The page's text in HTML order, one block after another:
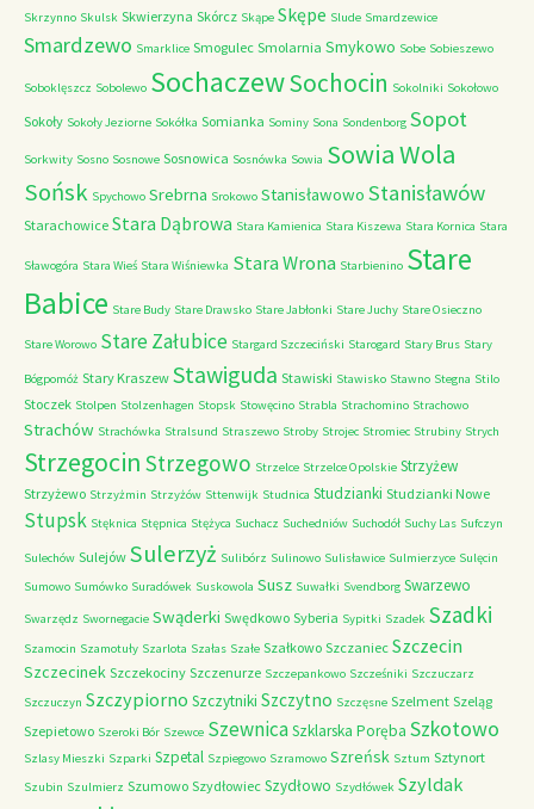
Skrzynno Skulsk Skwierzyna Skórcz Skąpe Skępe Slude Smardzewice
Smardzewo Smarklice Smogulec Smolarnia Smykowo Sobe Sobieszewo
Soboklęszcz Sobolewo SochaczewSochocin Sokolniki Sokołowo
Sokoły Sokoły Jeziorne Sokółka Somianka Sominy Sona Sondenborg Sopot
Sorkwity Sosno Sosnowe Sosnowica Sosnówka Sowia Sowia Wola
Sońsk Spychowo Srebrna Srokowo Stanisławowo Stanisławów
Starachowice Stara Dąbrowa Stara Kamienica Stara Kiszewa Stara Kornica Stara
Sławogóra Stara Wieś Stara Wiśniewka Stara Wrona Starbienino Stare
Babice Stare Budy Stare Drawsko Stare Jabłonki Stare Juchy Stare Osieczno
Stare Worowo Stare Załubice Stargard Szczeciński Starogard Stary Brus Stary
Bógpomóż Stary Kraszew Stawiguda Stawiski Stawisko Stawno Stegna Stilo
Stoczek Stolpen Stolzenhagen Stopsk Stowęcino Strabla Strachomino Strachowo
Strachów Strachówka Stralsund Straszewo Stroby Strojec Stromiec Strubiny Strych
Strzegocin Strzegowo Strzelce Strzelce Opolskie Strzyżew
Strzyżewo Strzyżmin Strzyżów Sttenwijk Studnica Studzianki Studzianki Nowe
Stupsk Stęknica Stępnica Stężyca Suchacz Suchedniów Suchodół Suchy Las Sufczyn
Sulechów Sulejów Sulerzyż Sulibórz Sulinowo Sulisławice Sulmierzyce Sulęcin
Sumowo Sumówko Suradówek Suskowola Susz Suwałki Svendborg Swarzewo
Swarzędz Swornegacie Swąderki Swędkowo Syberia Sypitki Szadek Szadki
Szamocin Szamotuły Szarlota Szałas Szałe Szałkowo Szczaniec Szczecin
Szczecinek Szczekociny Szczenurze Szczepankowo Szcześniki Szczuczarz
Szczuczyn Szczypiorno Szczytniki Szczytno Szczęsne Szelment Szeląg
Szepietowo Szeroki Bór Szewce SzewnicaSzklarska Poręba Szkotowo
Szlasy Mieszki Szparki Szpetal Szpiegowo Szramowo Szreńsk Sztum Sztynort
Szubin Szulmierz Szumowo Szydłowiec Szydłowo Szydłówek Szyldak